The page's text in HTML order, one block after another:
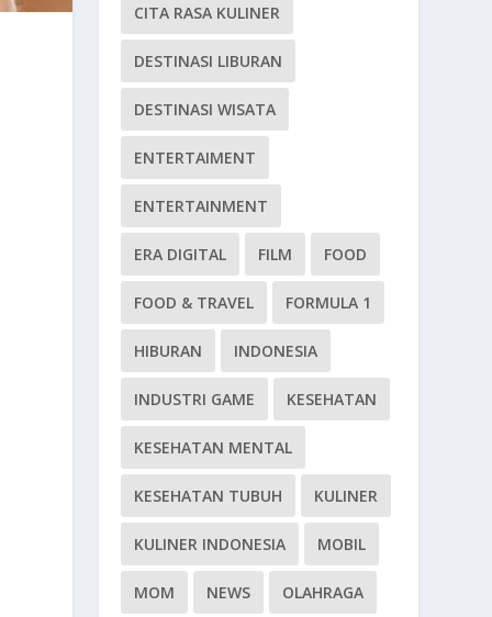
CITA RASA KULINER
DESTINASI LIBURAN
DESTINASI WISATA
ENTERTAIMENT
ENTERTAINMENT
ERA DIGITAL FILM FOOD
FOOD & TRAVEL FORMULA 1
HIBURAN INDONESIA
INDUSTRI GAME KESEHATAN
KESEHATAN MENTAL
KESEHATAN TUBUH KULINER
KULINER INDONESIA MOBIL
MOM NEWS OLAHRAGA